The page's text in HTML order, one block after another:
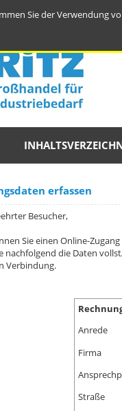
Sie der Verwendung
erfassen
Besucher,
Sie einen Online-
nachfolgend die Daten
Verbindung.
Anrede
Firma
Straße